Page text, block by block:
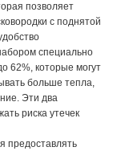
позволяет
с поднятой
специально
62%, которые могут
больше тепла,
Эти два
риска утечек
предоставлять